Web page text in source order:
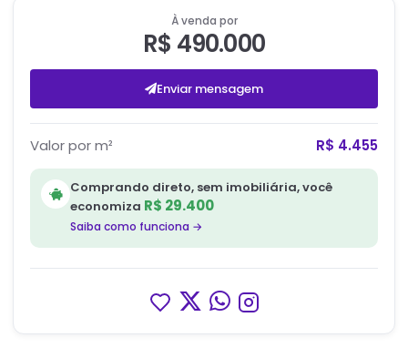
À venda por
R$ 490.000
Enviar mensagem
Valor por m² R$ 4.455
Comprando direto, sem imobiliária, você
economiza R$ 29.400
Saiba como funciona →